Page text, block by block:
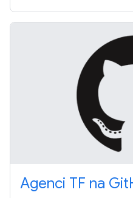
Agenci TF na